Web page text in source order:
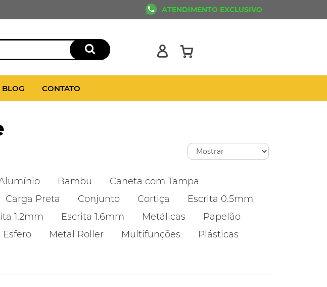
ATENDIMENTO EXCLUSIVO
BLOG CONTATO
Bambu
Caneta com Tampa
Carga Preta Conjunto Cortiça
Escrita 0.5mm
1.2mm Escrita 1.6mm Metálicas
Papelão
Esfero Metal Roller Multifunções
Plásticas